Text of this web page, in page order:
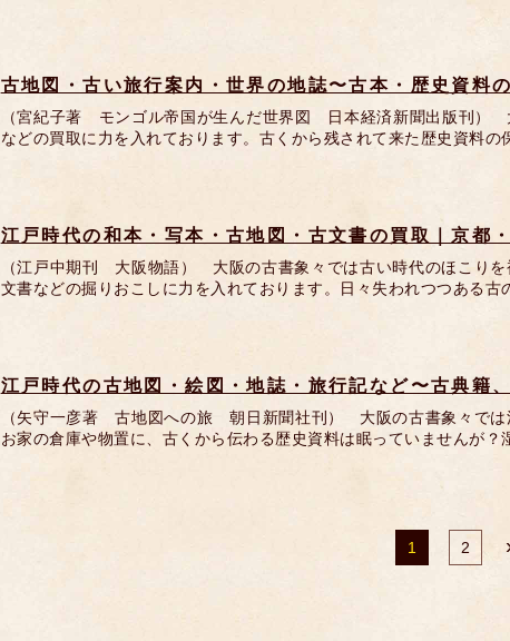
古地図・古い旅行案内・世界の地誌〜古本・歴史資料
（宮紀子著 モンゴル帝国が生んだ世界図 日本経済新聞出版刊）
などの買取に力を入れております。古くから残されて来た歴史資料
江戸時代の和本・写本・古地図・古文書の買取｜京都
（江戸中期刊 大阪物語） 大阪の古書象々では古い時代のほこり
文書などの掘りおこしに力を入れております。日々失われつつある
江戸時代の古地図・絵図・地誌・旅行記など〜古典籍
（矢守一彦著 古地図への旅 朝日新聞社刊） 大阪の古書象々では
お家の倉庫や物置に、古くから伝わる歴史資料は眠っていませんが
1 2